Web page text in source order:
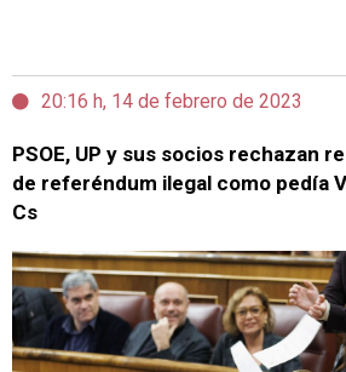
20:16 h, 14 de febrero de 2023
PSOE, UP y sus socios rechazan
de referéndum ilegal como pedía
Cs